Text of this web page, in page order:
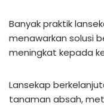
Banyak praktik
menawarkan solusi
meningkat kepada
Lansekap
tanaman absah,